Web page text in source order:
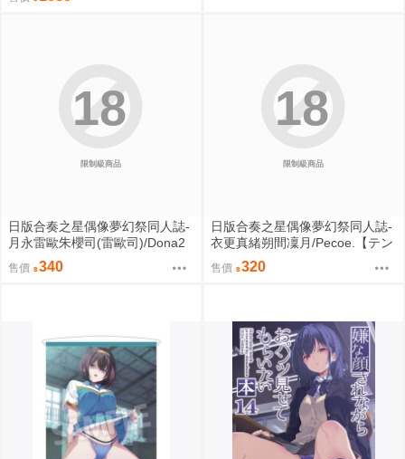
限制級商品
18
日版合奏之星偶像夢幻祭同人誌-
月永雷歐朱櫻司(雷歐司)/Dona2
【Love Sweet Sweet】
售價 340
限制級商品
18
日版合奏之星偶像夢幻祭同人誌-
衣更真緒朔間凜月/Pecoe.【テン
プテェション スカァレット】
售價 320